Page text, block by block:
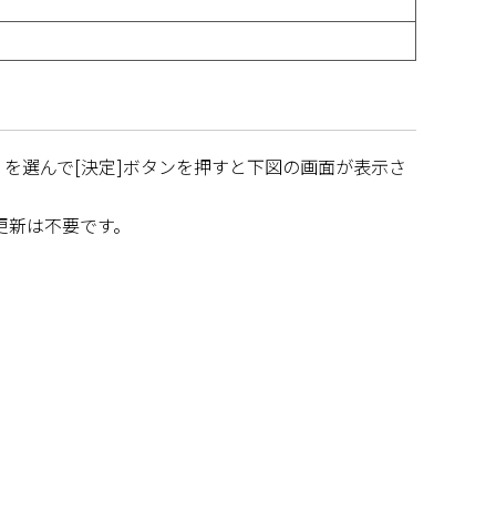
選んで[決定]ボタンを押すと下図の画面が表示さ
は不要です。